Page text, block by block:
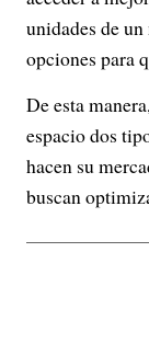
unidades de
opciones para
De esta
espacio dos
hacen su
buscan